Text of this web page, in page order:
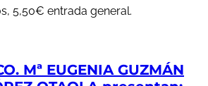
5,50€ entrada general.
Mª EUGENIA GUZMÁN